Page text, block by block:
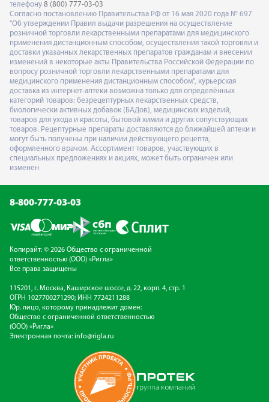
телефону 8 (800) 777-03-03
Согласно постановлению Правительства РФ от 16 мая 2020 года № 697
"Об утверждении Правил выдачи разрешения на осуществление
розничной торговли лекарственными препаратами для медицинского
применения дистанционным способом, осуществления такой торговли и
доставки указанных лекарственных препаратов гражданам и внесении
изменений в некоторые акты Правительства Российской Федерации по
вопросу розничной торговли лекарственными препаратами для
медицинского применения дистанционным способом", курьерская
доставка из интернет-аптеки возможна только для определённых
категорий товаров: безрецептурных лекарственных средств,
биологически активных добавок (БАДов), медицинских изделий,
товаров для ухода и красоты, бытовой химии и других сопутствующих
товаров. Рецептурные препараты доставляются до ближайшей аптеки и
могут быть получены при наличии действующего рецепта,
оформленного врачом. Ассортимент товаров, участвующих в
специальных предложениях и акциях, может быть ограничен или
изменен
8-800-777-03-03
Копирайт: © 2026 Общество с ограниченной
ответственностью (ООО) «Ригла»
Все права защищены
115201, г. Москва, Каширское шоссе, д. 22, корп. 4, стр. 1
ОГРН 1027700271290; ИНН 7724211288
Юр. лицо, которому принадлежит домен:
Общество с ограниченной ответственностью
(ООО) «Ригла»
Электронная почта: info@rigla.ru